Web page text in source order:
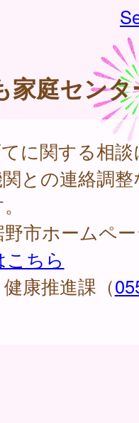
家庭センタ
に関する相
との連絡調
市ホームペ
こちら
康推進課（